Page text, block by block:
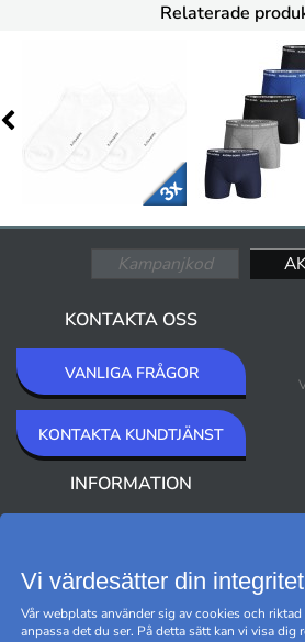
Relaterade
KONTAKTA OSS
VANLIGA FRÅGOR
KONTAKTA KUNDTJÄNST
INFORMATION
Vi värdesätter din integritet
Vår webplats använder sig av cookies och
anpassa det du ser. På detta sätt kan vi visa dig